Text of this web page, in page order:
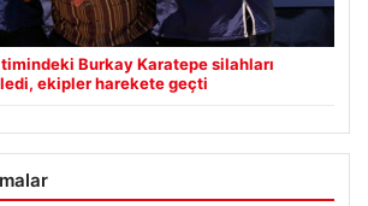
timindeki Burkay Karatepe silahları
ekipler harekete geçti